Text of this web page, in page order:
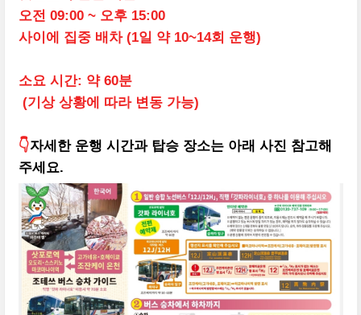
오전 09:00 ~ 오후 15:00
사이에 집중 배차 (1일 약 10~14회 운행)
소요 시간: 약 60분
(기상 상황에 따라 변동 가능)
👇자세한 운행 시간과 탑승 장소는 아래 사진 참고해
주세요.